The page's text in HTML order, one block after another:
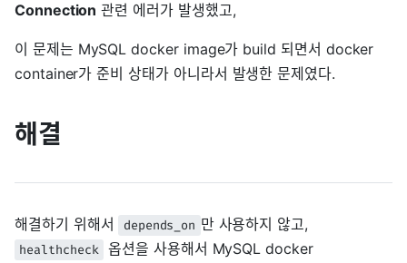
Connection 관련 에러가 발생했고,
이 문제는 MySQL docker image가 build 되면서 docker
container가 준비 상태가 아니라서 발생한 문제였다.
해결
해결하기 위해서 depends_on 만 사용하지 않고,
healthcheck
옵션을 사용해서 MySQL docker